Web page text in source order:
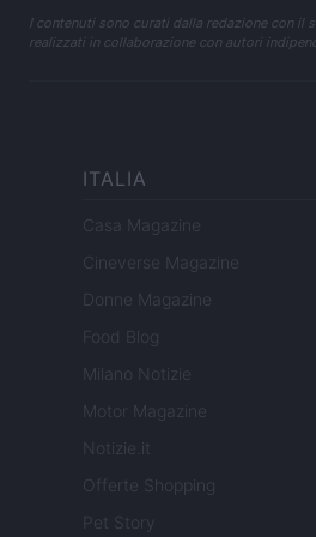
I contenuti sono curati dalla redazione con il
realizzati in collaborazione con autori
ITALIA
Casa Magazine
Cineverse Magazine
Donne Magazine
Food Blog
Milano Notizie
Motor Magazine
Notizie.it
Offerte Shopping
Pet Story